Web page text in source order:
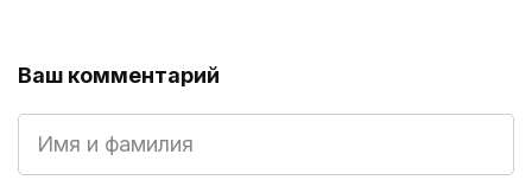
Ваш комментарий